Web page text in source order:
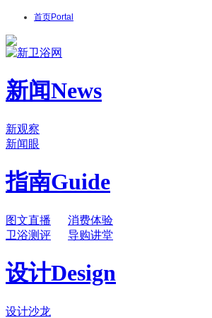
首页Portal
新闻News
新观察
新闻眼
指南Guide
图文直播
消费体验
卫浴测评
导购讲堂
设计Design
设计沙龙